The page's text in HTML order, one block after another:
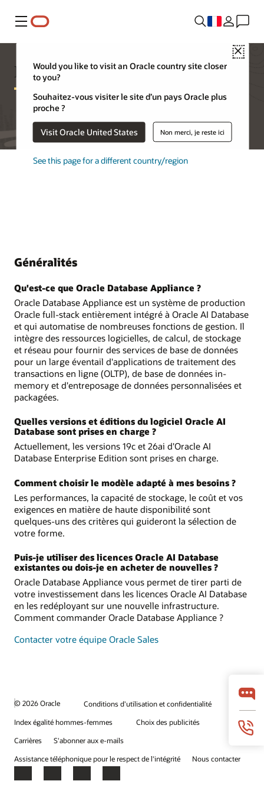
Menu
Close
Would you like to visit an Oracle country site closer
to you?
Souhaitez-vous visiter le site d’un pays Oracle plus
proche ?
Visit Oracle United States Non merci, je reste ici
See this page for a different country/region
FAQ sur Database Appliance
Généralités
Qu'est-ce que Oracle Database Appliance ?
Oracle Database Appliance est un système de production
Oracle full-stack entièrement intégré à Oracle AI Database
et qui automatise de nombreuses fonctions de gestion. Il
intègre des ressources logicielles, de calcul, de stockage
et réseau pour fournir des services de base de données
pour un large éventail d'applications de traitement des
transactions en ligne (OLTP), de base de données in-
memory et d'entreposage de données personnalisées et
packagées.
Quelles versions et éditions du logiciel Oracle AI
Database sont prises en charge ?
Actuellement, les versions 19c et 26ai d'Oracle AI
Database Enterprise Edition sont prises en charge.
Comment choisir le modèle adapté à mes besoins ?
Les performances, la capacité de stockage, le coût et vos
exigences en matière de haute disponibilité sont
quelques-uns des critères qui guideront la sélection de
votre forme.
Puis-je utiliser des licences Oracle AI Database
existantes ou dois-je en acheter de nouvelles ?
Oracle Database Appliance vous permet de tirer parti de
votre investissement dans les licences Oracle AI Database
en les redéployant sur une nouvelle infrastructure.
Comment commander Oracle Database Appliance ?
Contacter votre équipe Oracle Sales
© 2026 Oracle
Conditions d'utilisation et confidentialité
Index égalité hommes-femmes
Choix des publicités
Carrières
S'abonner aux e-mails
Assistance téléphonique pour le respect de l'intégrité
Nous contacter
Facebook
X LinkedInYouTube